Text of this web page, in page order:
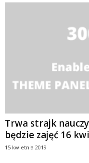
Trwa strajk
będzie zajęć 16
15 kwietnia 2019